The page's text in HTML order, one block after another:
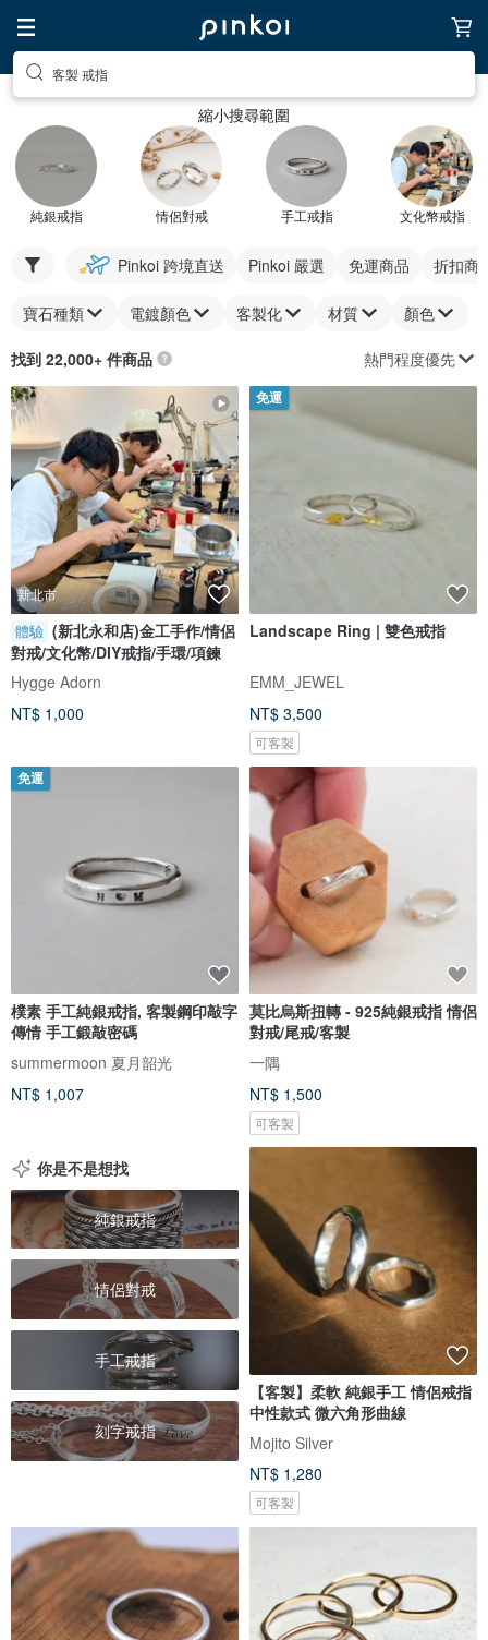
客製 戒指
縮小搜尋範圍
純銀戒指 情侶對戒 手工戒指 文化幣戒指
Pinkoi 跨境直送 Pinkoi 嚴選 免運商品 折扣商
寶石種類 電鍍顏色 客製化 材質 顏色
找到 22,000+ 件商品 熱門程度優先
新北市
體驗 (新北永和店)金工手作/情侶
對戒/文化幣/DIY戒指/手環/項鍊
Hygge Adorn
NT$ 1,000
免運
Landscape Ring | 雙色戒指
EMM_JEWEL
NT$ 3,500
可客製
免運
樸素 手工純銀戒指, 客製鋼印敲字
傳情 手工鍛敲密碼
summermoon 夏月韶光
NT$ 1,007
莫比烏斯扭轉 - 925純銀戒指 情侶
對戒/尾戒/客製
一隅
NT$ 1,500
可客製
你是不是想找
純銀戒指
情侶對戒
手工戒指
刻字戒指
【客製】柔軟 純銀手工 情侶戒指
中性款式 微六角形曲線
Mojito Silver
NT$ 1,280
可客製